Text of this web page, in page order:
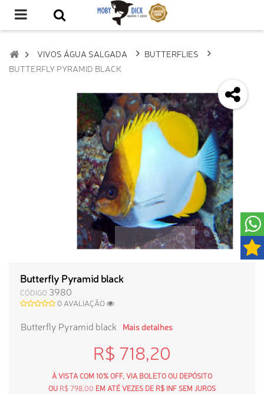
VIVOS ÁGUA SALGADA
BUTTERFLIES
BUTTERFLY PYRAMID BLACK
VER MAIOR
Butterfly Pyramid black
CÓDIGO 3980
0 AVALIAÇÃO
Butterfly Pyramid black Mais detalhes
R$ 718,20
À VISTA COM 10% OFF, VIA BOLETO OU DEPÓSITO
OU R$ 798,00 EM ATÉ VEZES DE R$ INF SEM JUROS